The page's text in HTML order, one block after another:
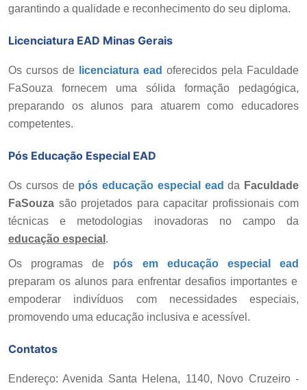
garantindo a qualidade e reconhecimento do seu diploma.
Licenciatura EAD Minas Gerais
Os cursos de licenciatura ead oferecidos pela Faculdade
FaSouza fornecem uma sólida formação pedagógica,
preparando os alunos para atuarem como educadores
competentes.
Pós Educação Especial EAD
Os cursos de pós educação especial ead da Faculdade
FaSouza são projetados para capacitar profissionais com
técnicas e metodologias inovadoras no campo da
educação especial .
Os programas de pós em educação especial ead
preparam os alunos para enfrentar desafios importantes e
empoderar indivíduos com necessidades especiais,
promovendo uma educação inclusiva e acessível.
Contatos
Endereço: Avenida Santa Helena, 1140, Novo Cruzeiro -